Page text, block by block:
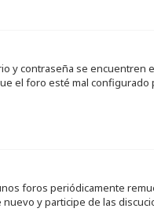
y contraseña se encuentren
el foro esté mal
foros periódicamente
y participe de las